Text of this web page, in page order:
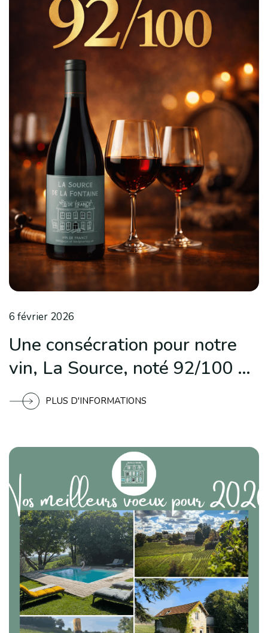
6 février 2026
Une consécration pour notre
vin, La Source, noté 92/100 et
élu « pépite de Vintaste
2026 »
PLUS D'INFORMATIONS